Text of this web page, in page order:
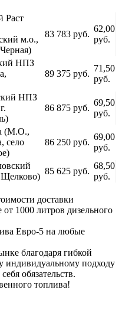
Раст
м.о.,
83 783 руб.
62,00
руб.
НПЗ
89 375 руб.
71,50
руб.
НПЗ
86 875 руб.
69,50
руб.
(М.О.,
село
86 250 руб.
69,00
руб.
85 625 руб.
68,50
руб.
доставки
от 1000 литров дизельного
Евро-5 на любые
благодаря гибкой
индивидуальному подходу
обязательств.
топлива!